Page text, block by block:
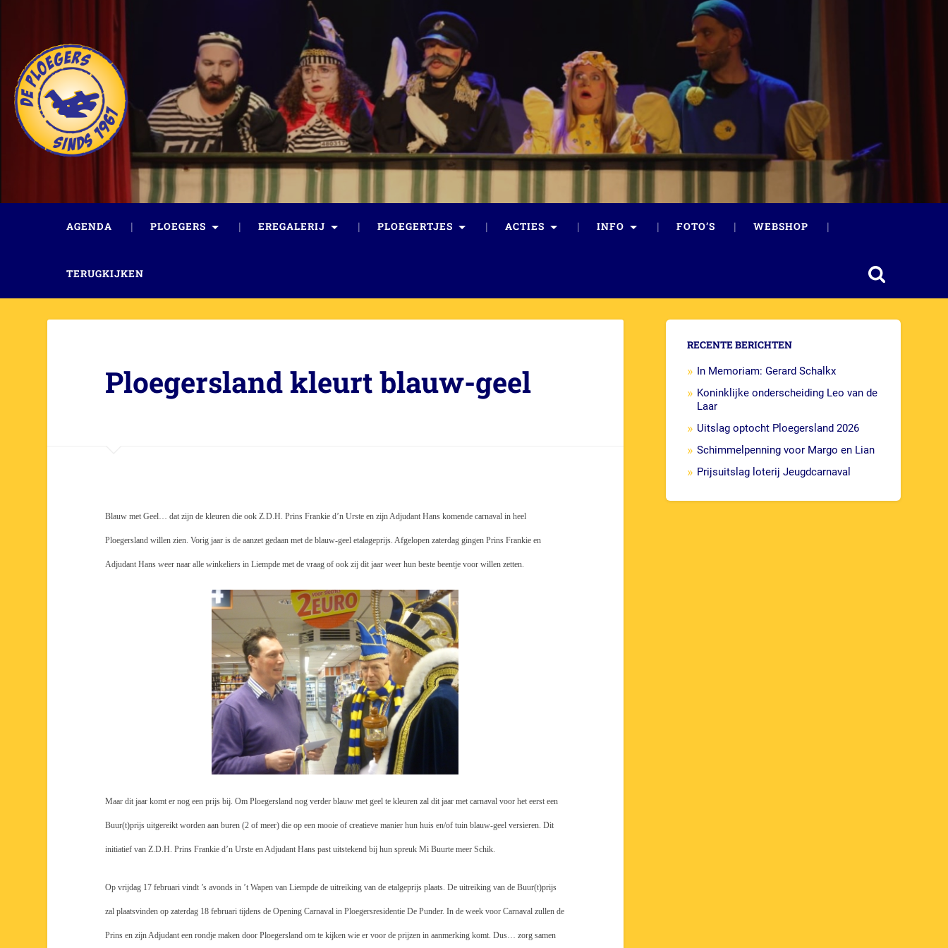
AGENDA PLOEGERS EREGALERIJ PLOEGERTJES ACTIES INFO FOTO’S WEBSHOP
TERUGKIJKEN
Ploegersland kleurt blauw-geel
Blauw met Geel… dat zijn de kleuren die ook Z.D.H. Prins Frankie d’n Urste en zijn Adjudant Hans komende carnaval in heel
Ploegersland willen zien. Vorig jaar is de aanzet gedaan met de blauw-geel etalageprijs. Afgelopen zaterdag gingen Prins Frankie en
Adjudant Hans weer naar alle winkeliers in Liempde met de vraag of ook zij dit jaar weer hun beste beentje voor willen zetten.
Maar dit jaar komt er nog een prijs bij. Om Ploegersland nog verder blauw met geel te kleuren zal dit jaar met carnaval voor het eerst een
Buur(t)prijs uitgereikt worden aan buren (2 of meer) die op een mooie of creatieve manier hun huis en/of tuin blauw-geel versieren. Dit
initiatief van Z.D.H. Prins Frankie d’n Urste en Adjudant Hans past uitstekend bij hun spreuk Mi Buurte meer Schik.
Op vrijdag 17 februari vindt ’s avonds in ’t Wapen van Liempde de uitreiking van de etalgeprijs plaats. De uitreiking van de Buur(t)prijs
zal plaatsvinden op zaterdag 18 februari tijdens de Opening Carnaval in Ploegersresidentie De Punder. In de week voor Carnaval zullen de
Prins en zijn Adjudant een rondje maken door Ploegersland om te kijken wie er voor de prijzen in aanmerking komt. Dus… zorg samen
RECENTE BERICHTEN
In Memoriam: Gerard Schalkx
Koninklijke onderscheiding Leo van de
Laar
Uitslag optocht Ploegersland 2026
Schimmelpenning voor Margo en Lian
Prijsuitslag loterij Jeugdcarnaval